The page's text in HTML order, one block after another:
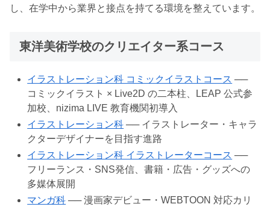
し、在学中から業界と接点を持てる環境を整えています。
東洋美術学校のクリエイター系コース
イラストレーション科 コミックイラストコース ──
コミックイラスト × Live2D の二本柱、LEAP 公式参
加校、nizima LIVE 教育機関初導入
イラストレーション科 ── イラストレーター・キャラ
クターデザイナーを目指す進路
イラストレーション科 イラストレーターコース ──
フリーランス・SNS発信、書籍・広告・グッズへの
多媒体展開
マンガ科 ── 漫画家デビュー・WEBTOON 対応カリ